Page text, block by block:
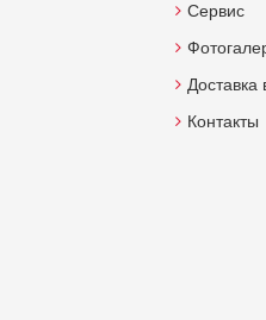
Сервис
Доставка
Контакты